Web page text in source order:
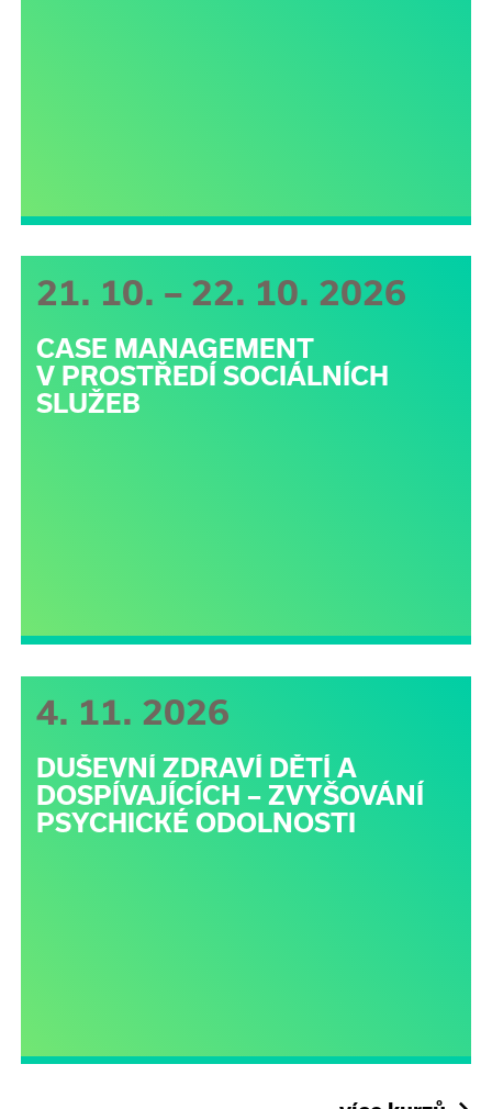
21. 10. – 22. 10. 2026
CASE MANAGEMENT
V PROSTŘEDÍ SOCIÁLNÍCH
SLUŽEB
4. 11. 2026
DUŠEVNÍ ZDRAVÍ DĚTÍ A
DOSPÍVAJÍCÍCH – ZVYŠOVÁNÍ
PSYCHICKÉ ODOLNOSTI